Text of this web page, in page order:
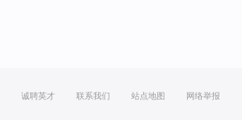
诚聘英才 联系我们 站点地图 网络举报